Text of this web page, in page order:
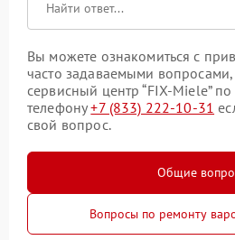
Вы можете ознакомиться с
часто задаваемыми
сервисный центр “FIX-Miele”
телефону+7 (833) 222-10-31
свой вопрос.
Общие
Вопросы по ремонту